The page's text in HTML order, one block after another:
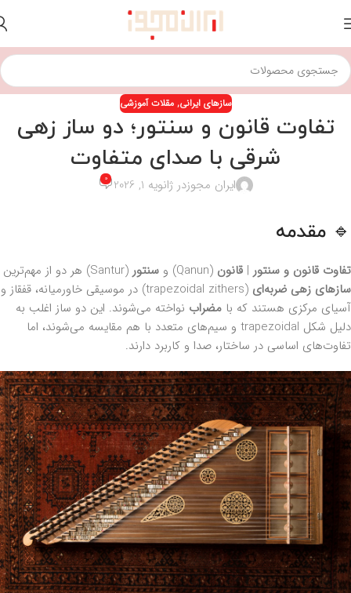
ساز‌های ایرانی,مقلات آموزشی
تفاوت قانون و سنتور؛ دو ساز زهی
شرقی با صدای متفاوت
ایران مجوزدر ژانویه 1, 2026 0
🔹 مقدمه
تفاوت قانون و سنتور | قانون (Qanun) و سنتور (Santur) هر دو از مهم‌ترین
سازهای زهی ضربه‌ای
(trapezoidal zithers) در موسیقی خاورمیانه، قفقاز و
آسیای مرکزی هستند که با مضراب نواخته می‌شوند. این دو ساز اغلب به
دلیل شکل trapezoidal و سیم‌های متعدد با هم مقایسه می‌شوند، اما
تفاوت‌های اساسی در ساختار، صدا و کاربرد دارند.